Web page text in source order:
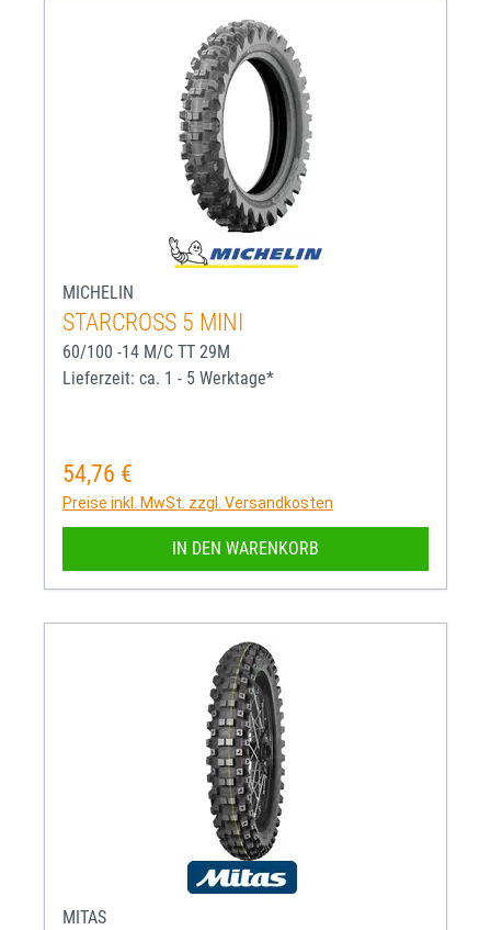
MICHELIN
STARCROSS 5 MINI
60/100 -14 M/C TT 29M
Lieferzeit: ca. 1 - 5 Werktage*
Regulärer Preis:
54,76 €
Preise inkl. MwSt. zzgl. Versandkosten
IN DEN WARENKORB
MITAS